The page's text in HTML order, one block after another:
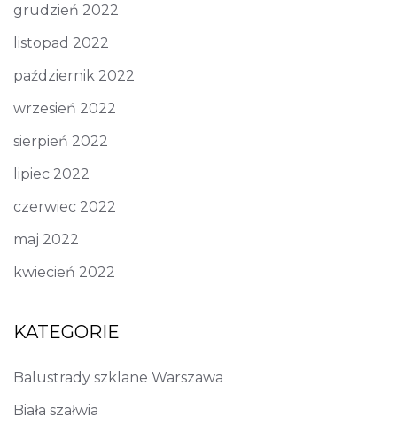
grudzień 2022
listopad 2022
październik 2022
wrzesień 2022
sierpień 2022
lipiec 2022
czerwiec 2022
maj 2022
kwiecień 2022
KATEGORIE
Balustrady szklane Warszawa
Biała szałwia